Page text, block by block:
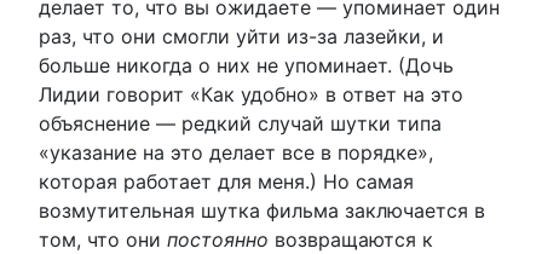
делает то, что вы ожидаете — упоминает один
раз, что они смогли уйти из-за лазейки, и
больше никогда о них не упоминает. (Дочь
Лидии говорит «Как удобно» в ответ на это
объяснение — редкий случай шутки типа
«указание на это делает все в порядке»,
которая работает для меня.) Но самая
возмутительная шутка фильма заключается в
том, что они постоянно возвращаются к